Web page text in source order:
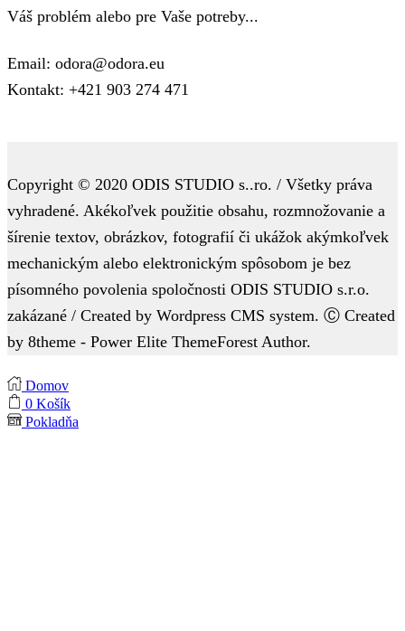
Váš problém alebo pre Vaše potreby...
Email: odora@odora.eu
Kontakt: +421 903 274 471
Copyright © 2020 ODIS STUDIO s..ro. / Všetky práva
vyhradené. Akékoľvek použitie obsahu, rozmnožovanie a
šírenie textov, obrázkov, fotografií či ukážok akýmkoľvek
mechanickým alebo elektronickým spôsobom je bez
písomného povolenia spoločnosti ODIS STUDIO s.r.o.
zakázané / Created by Wordpress CMS system. Ⓒ Created
by 8theme - Power Elite ThemeForest Author.
Domov
0 Košík
Pokladňa